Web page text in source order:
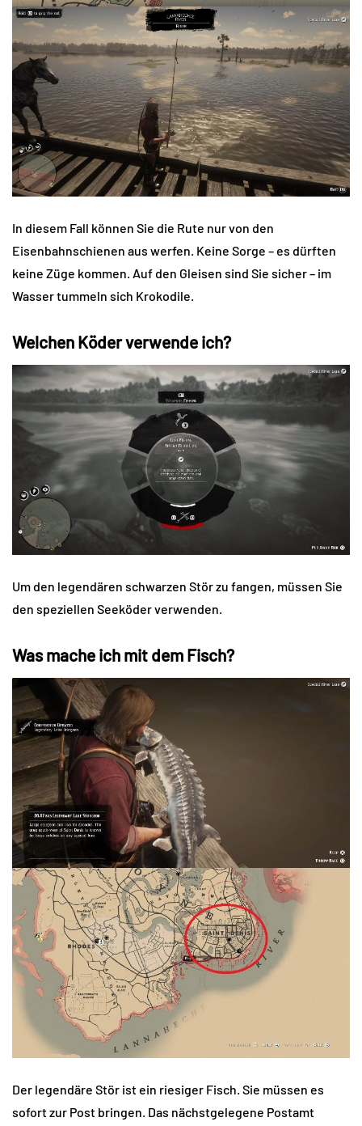
In diesem Fall können Sie die Rute nur von den
Eisenbahnschienen aus werfen. Keine Sorge – es dürften
keine Züge kommen. Auf den Gleisen sind Sie sicher – im
Wasser tummeln sich Krokodile.
Welchen Köder verwende ich?
Um den legendären schwarzen Stör zu fangen, müssen Sie
den speziellen Seeköder verwenden.
Was mache ich mit dem Fisch?
Der legendäre Stör ist ein riesiger Fisch. Sie müssen es
sofort zur Post bringen. Das nächstgelegene Postamt